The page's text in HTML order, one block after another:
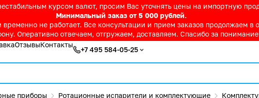
курсом валют, просим Вас уточнять цены на импортную
Минимальный заказ от 5 000 рублей.
не работает. Все консультации и прием заказов продолжаем в
Оперативно отвечаем, отгружаем, доставляем. Спасибо за
ОтзывыКонтакты
+7 495 584-05-25
приборы Ротационные испарители и комплектующие